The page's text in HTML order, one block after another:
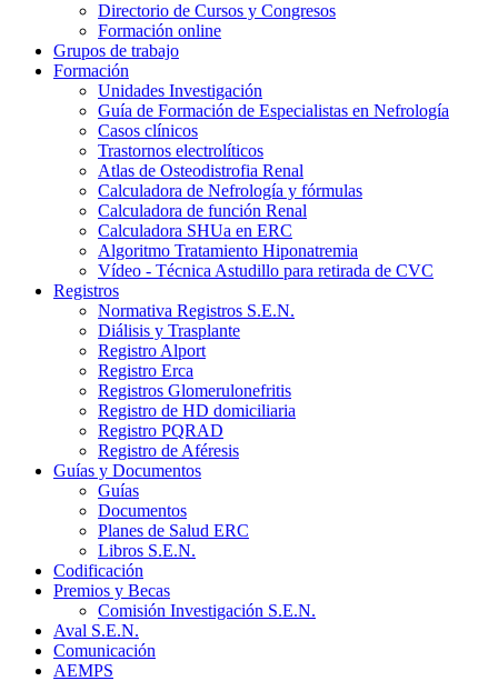
Directorio de Cursos y Congresos
Formación online
Grupos de trabajo
Formación
Unidades Investigación
Guía de Formación de Especialistas en Nefrología
Casos clínicos
Trastornos electrolíticos
Atlas de Osteodistrofia Renal
Calculadora de Nefrología y fórmulas
Calculadora de función Renal
Calculadora SHUa en ERC
Algoritmo Tratamiento Hiponatremia
Vídeo - Técnica Astudillo para retirada de CVC
Registros
Normativa Registros S.E.N.
Diálisis y Trasplante
Registro Alport
Registro Erca
Registros Glomerulonefritis
Registro de HD domiciliaria
Registro PQRAD
Registro de Aféresis
Guías y Documentos
Guías
Documentos
Planes de Salud ERC
Libros S.E.N.
Codificación
Premios y Becas
Comisión Investigación S.E.N.
Aval S.E.N.
Comunicación
AEMPS